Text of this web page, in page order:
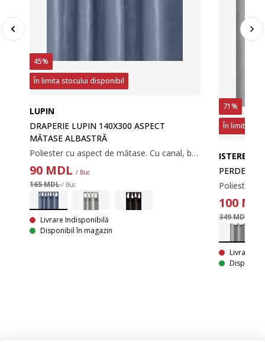
45%
În limita stocului disponibil
LUPIN
DRAPERIE LUPIN 140X300 ASPECT
MĂTASE ALBASTRĂ
Poliester cu aspect de mătase. Cu canal, bride și rejansă. 1 х 140 х 300
90MDL / Buc
165 MDL/ Buc
Livrare Indisponibilă
Disponibil în magazin
71%
În limita
ISTEREN
PERDEA
Poliester si
100
349 MDL
Livrare
Disponibil